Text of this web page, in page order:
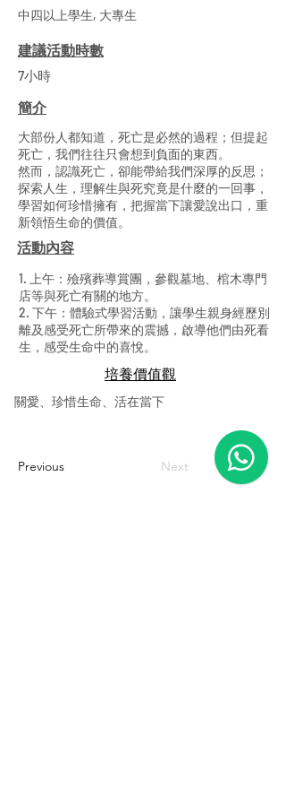
中四以上學生, 大專生
建議活動時數
7小時
簡介
大部份人都知道，死亡是必然的過程；但提起
死亡，我們往往只會想到負面的東西。
然而，認識死亡，卻能帶給我們深厚的反思；
探索人生，理解生與死究竟是什麼的一回事，
學習如何珍惜擁有，把握當下讓愛說出口，重
新領悟生命的價值。
活動內容
1. 上午：殮殯葬導賞團，參觀墓地、棺木專門
店等與死亡有關的地方。
2. 下午：體驗式學習活動，讓學生親身經歷別
離及感受死亡所帶來的震撼，啟導他們由死看
生，感受生命中的喜悅。
​培養價值觀
關愛、珍惜生命、活在當下
Previous Next